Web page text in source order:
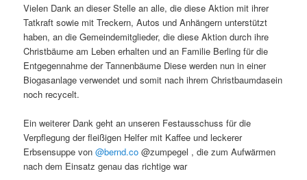
Vielen Dank an dieser Stelle an alle, die diese Aktion mit ihrer
Tatkraft sowie mit Treckern, Autos und Anhängern unterstützt
haben, an die Gemeindemitglieder, die diese Aktion durch ihre
Christbäume am Leben erhalten und an Familie Berling für die
Entgegennahme der Tannenbäume Diese werden nun in einer
Biogasanlage verwendet und somit nach ihrem Christbaumdasein
noch recycelt.
Ein weiterer Dank geht an unseren Festausschuss für die
Verpflegung der fleißigen Helfer mit Kaffee und leckerer
Erbsensuppe von@bernd.co @zumpegel , die zum Aufwärmen
nach dem Einsatz genau das richtige war